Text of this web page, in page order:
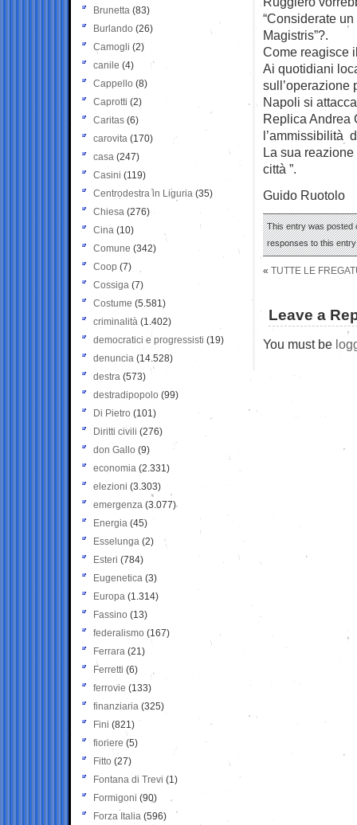
“Considerate
Magistris”?.
Come reagisce
Ai quotidiani
sull’operazione
Napoli si
Replica Andrea
l’ammissibilità
La sua
città ”.
Guido Ruotolo
This entry was posted
responses to this
« TUTTE LE
Leave a
You must be
Brunetta (83)
Burlando (26)
Camogli (2)
canile (4)
Cappello (8)
Caprotti (2)
Caritas (6)
carovita (170)
casa (247)
Casini (119)
Centrodestra in Liguria (35)
Chiesa (276)
Cina (10)
Comune (342)
Coop (7)
Cossiga (7)
Costume (5.581)
criminalità (1.402)
democratici e progressisti (19)
denuncia (14.528)
destra (573)
destradipopolo (99)
Di Pietro (101)
Diritti civili (276)
don Gallo (9)
economia (2.331)
elezioni (3.303)
emergenza (3.077)
Energia (45)
Esselunga (2)
Esteri (784)
Eugenetica (3)
Europa (1.314)
Fassino (13)
federalismo (167)
Ferrara (21)
Ferretti (6)
ferrovie (133)
finanziaria (325)
Fini (821)
fioriere (5)
Fitto (27)
Fontana di Trevi (1)
Formigoni (90)
Forza Italia (596)